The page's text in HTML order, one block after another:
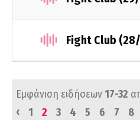
Fight Club
Εμφάνιση ειδήσεων17-32
‹
1 2 3 4 5 6 7 8